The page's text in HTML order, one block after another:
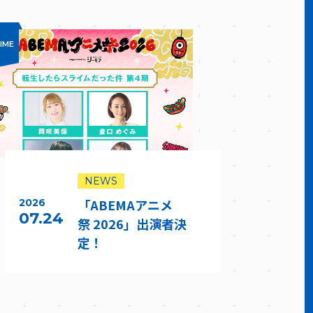
2026
07.24
NEWS
「ABEMAアニメ
祭 2026」出演者決
定！